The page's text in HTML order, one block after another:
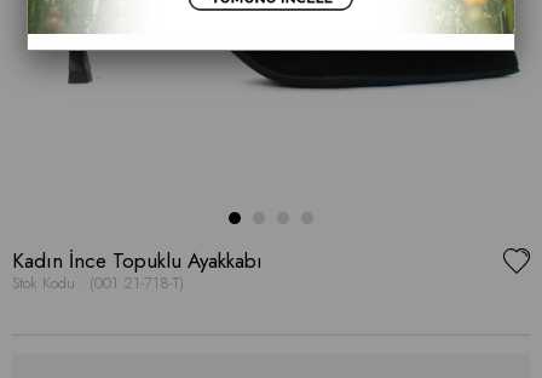
Kadın İnce Topuklu Ayakkabı
Stok Kodu (001 21-718-T)